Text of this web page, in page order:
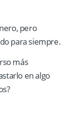
pero
para siempre.
más
en algo